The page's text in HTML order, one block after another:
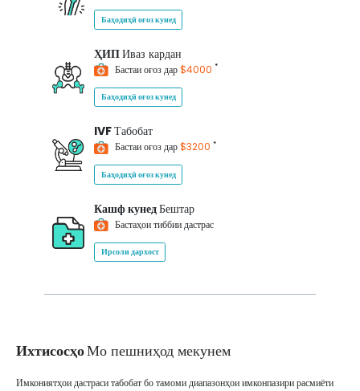
Баҳодиҳӣ оғоз кунед
ҲИПИваз кардан
Бастаи оғоз дар$4000 *
Баҳодиҳӣ оғоз кунед
IVFТабобат
Бастаи оғоз дар$3200 *
Баҳодиҳӣ оғоз кунед
Кашф кунедБештар
Бастаҳои тиббии дастрас
Ирсоли дархост
ИхтисосҳоМо пешниҳод мекунем
Имкониятҳои дастраси табобат бо тамоми диапазонҳои имконпазири расмиёти